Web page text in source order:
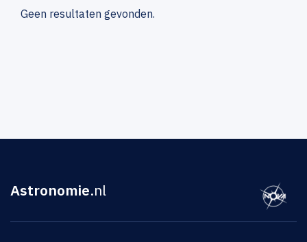
Geen resultaten gevonden.
Astronomie.nl